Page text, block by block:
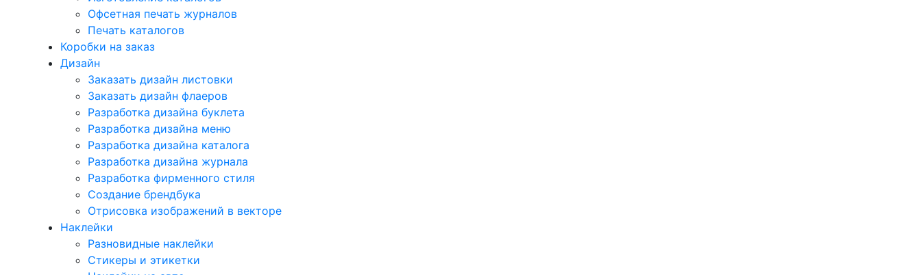
Офсетная печать журналов
Печать каталогов
Коробки на заказ
Дизайн
Заказать дизайн листовки
Заказать дизайн флаеров
Разработка дизайна буклета
Разработка дизайна меню
Разработка дизайна каталога
Разработка дизайна журнала
Разработка фирменного стиля
Создание брендбука
Отрисовка изображений в векторе
Наклейки
Разновидные наклейки
Стикеры и этикетки